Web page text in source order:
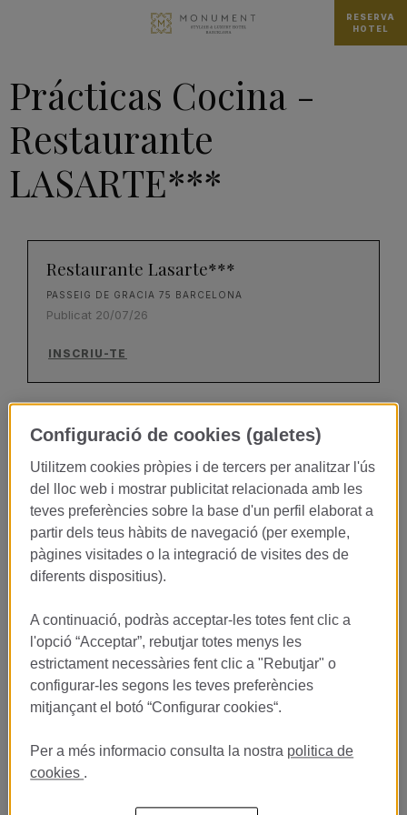
RESERVA
HOTEL
Prácticas Cocina -
Restaurante
LASARTE***
Restaurante Lasarte***
PASSEIG DE GRACIA 75 BARCELONA
Publicat 20/07/26
INSCRIU-TE
Aprende alta gastronomía en
uno de los restaurantes más
prestigiosos del mundo
¿Te imaginas empezar tu carrera profesional en un restaurante
con3 Estrellas Michelin?
Restaurante Lasarte, dirigido por
excelencia culinaria.
Esta es una oportunidad única para vivir desde dentro la alta
cocina, aprender junto a grandes profesionales y desarrollar tu
talento en una de las cocinas más reconocidas
internacionalmente.
Mucho más que unas prácticas
Configuració de cookies (galetes)
Utilitzem cookies pròpies i de tercers per analitzar l'ús
del lloc web i mostrar publicitat relacionada amb les
teves preferències sobre la base d'un perfil elaborat a
partir dels teus hàbits de navegació (per exemple,
pàgines visitades o la integració de visites des de
diferents dispositius).
A continuació, podràs acceptar-les totes fent clic a
l'opció “Acceptar”, rebutjar totes menys les
estrictament necessàries fent clic a "Rebutjar" o
configurar-les segons les teves preferències
mitjançant el botó “Configurar cookies“.
Per a més informacio consulta la nostra politica de
cookies .